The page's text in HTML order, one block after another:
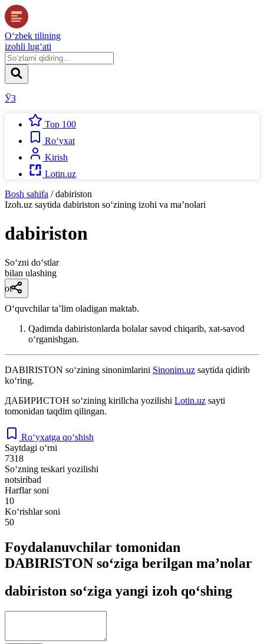
O‘zbek tilining
izohli lug‘ati
ЎЗ
Top 100
Ro‘yxat
Kirish
Lotin.uz
Bosh sahifa / dabiriston
Izoh.uz saytida dabiriston so‘zining izohi va ma’nolari
dabiriston
So‘zni do‘stlar
bilan ulashing
ot
O‘quvchilar ta’lim oladigan maktab.
Qadimda dabiristonlarda bolalar savod chiqarib, xat-savod
o‘rganishgan.
DABIRISTON so‘zining sinonimlarini Sinonim.uz saytida qidirib
ko‘ring.
ДАБИРИСТОН so‘zining kirillcha yozilishi Lotin.uz sayti
tomonidan taqdim qilingan.
Ro‘yxatga qo‘shish
Saytdagi o‘rni
7318
So‘zning teskari yozilishi
notsiribad
Harflar soni
10
Ko‘rishlar soni
50
Foydalanuvchilar tomonidan
DABIRISTON so‘ziga berilgan ma’nolar
dabiriston so‘ziga yangi izoh qo‘shing